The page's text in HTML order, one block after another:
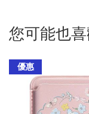
您可能也喜
優惠